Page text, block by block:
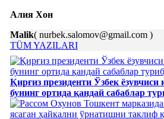
Алия Хон
Malik( nurbek.salomov@gmail.com )
TÜM YAZILARI
Қирғиз президенти Ўзбек
бунинг ортида қандай сабаблар